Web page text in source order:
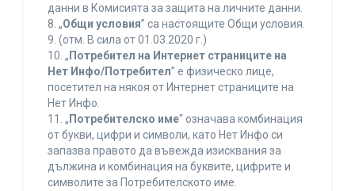
данни в Комисията за защита на личните данни.
8. „Общи условия” са настоящите Общи условия.
9. (отм. В сила от 01.03.2020 г.)
10. „ Потребител на Интернет страниците на
Нет Инфо/Потребител” е физическо лице,
посетител на някоя от Интернет страниците на
Нет Инфо.
11. „ Потребителско име“ означава комбинация
от букви, цифри и символи, като Нет Инфо си
запазва правото да въвежда изисквания за
дължина и комбинация на буквите, цифрите и
символите за Потребителското име.